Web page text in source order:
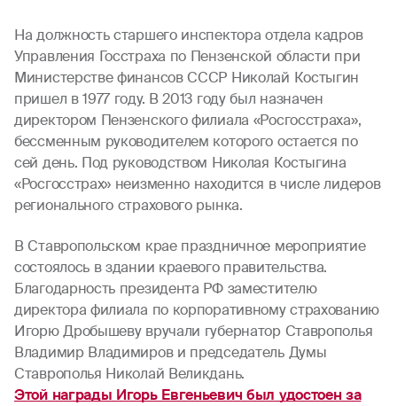
На должность старшего инспектора отдела кадров
Управления Госстраха по Пензенской области при
Министерстве финансов СССР Николай Костыгин
пришел в 1977 году. В 2013 году был назначен
директором Пензенского филиала «Росгосстраха»,
бессменным руководителем которого остается по
сей день. Под руководством Николая Костыгина
«Росгосстрах» неизменно находится в числе лидеров
регионального страхового рынка.
В Ставропольском крае праздничное мероприятие
состоялось в здании краевого правительства.
Благодарность президента РФ заместителю
директора филиала по корпоративному страхованию
Игорю Дробышеву вручали губернатор Ставрополья
Владимир Владимиров и председатель Думы
Ставрополья Николай Великдань.
Этой награды Игорь Евгеньевич был удостоен за